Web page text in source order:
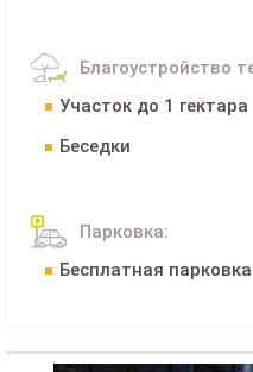
Благоустройство
Участок до 1 гектара
Беседки
Парковка:
Бесплатная парковка